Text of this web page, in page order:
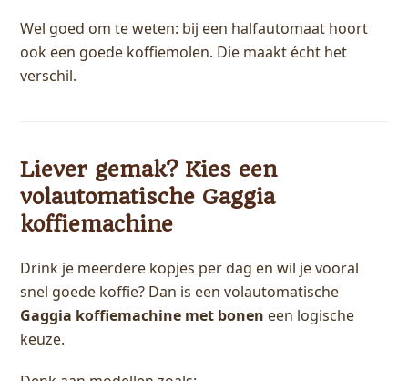
Wel goed om te weten: bij een halfautomaat hoort
ook een goede koffiemolen. Die maakt écht het
verschil.
Liever gemak? Kies een
volautomatische Gaggia
koffiemachine
Drink je meerdere kopjes per dag en wil je vooral
snel goede koffie? Dan is een volautomatische
Gaggia koffiemachine met bonen een logische
keuze.